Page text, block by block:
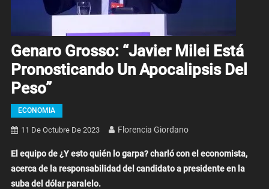
Genaro Grosso: “Javier Milei Está
Pronosticando Un Apocalipsis Del
Peso”
ECONOMIA
11 De Octubre De 2023 Florencia Giordano
El equipo de ¿Y esto quién lo garpa? charló con el economista,
acerca de la responsabilidad del candidato a presidente en la
suba del dólar paralelo.